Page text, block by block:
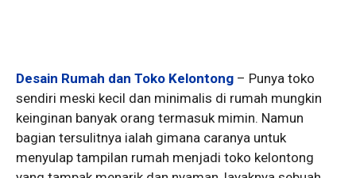
Desain Rumah dan Toko Kelontong – Punya toko
sendiri meski kecil dan minimalis di rumah mungkin
keinginan banyak orang termasuk mimin. Namun
bagian tersulitnya ialah gimana caranya untuk
menyulap tampilan rumah menjadi toko kelontong